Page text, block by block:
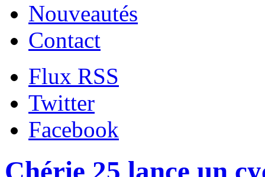
Nouveautés
Contact
Flux RSS
Twitter
Facebook